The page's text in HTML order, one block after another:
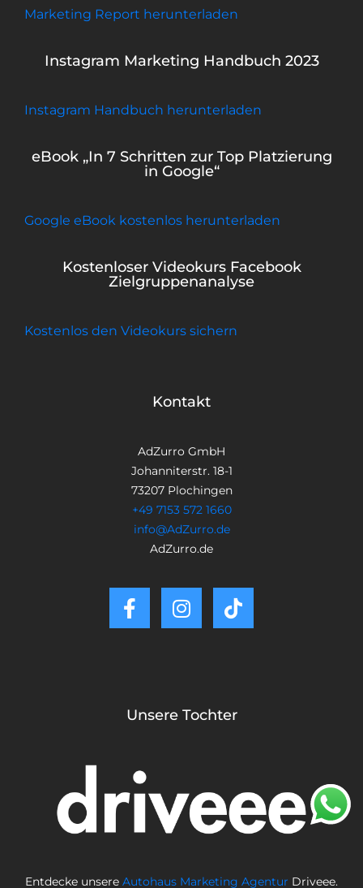
Marketing Report herunterladen
Instagram Marketing Handbuch 2023
Instagram Handbuch herunterladen
eBook „In 7 Schritten zur Top Platzierung
in Google“
Google eBook kostenlos herunterladen
Kostenloser Videokurs Facebook
Zielgruppenanalyse
Kostenlos den Videokurs sichern
Kontakt
AdZurro GmbH
Johanniterstr. 18-1
73207 Plochingen
+49 7153 572 1660
info@AdZurro.de
AdZurro.de
Unsere Tochter
Entdecke unsere Autohaus Marketing Agentur Driveee.